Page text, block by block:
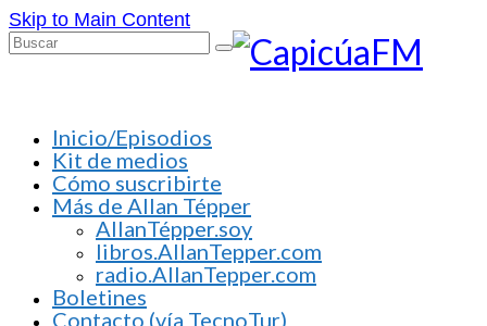
Skip to Main Content
Buscar
Inicio/Episodios
Kit de medios
Cómo suscribirte
Más de Allan Tépper
AllanTépper.soy
libros.AllanTepper.com
radio.AllanTepper.com
Boletines
Contacto (vía TecnoTur)